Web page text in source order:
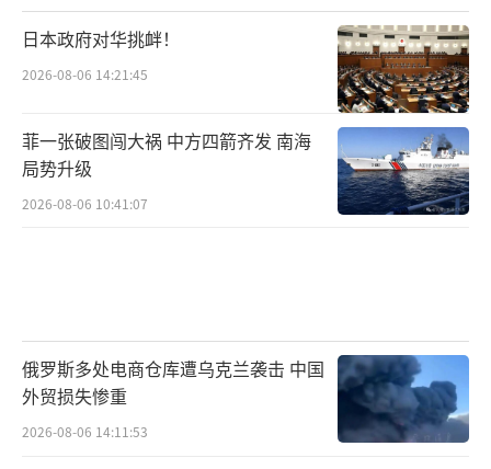
日本政府对华挑衅！
2026-08-06 14:21:45
菲一张破图闯大祸 中方四箭齐发 南海
局势升级
2026-08-06 10:41:07
俄罗斯多处电商仓库遭乌克兰袭击 中国
外贸损失惨重
2026-08-06 14:11:53